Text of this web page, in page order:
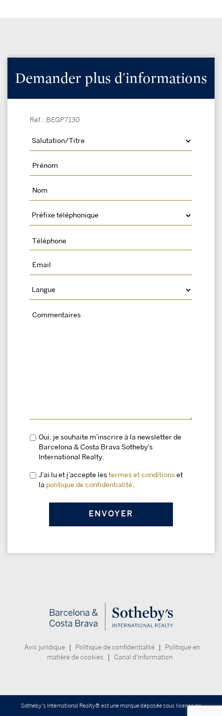
Demander plus d'informations
Réf.: BEGP7130
Oui, je souhaite m'inscrire à la newsletter de
Barcelona & Costa Brava Sotheby's
International Realty.
J'ai lu et j'accepte les termes et conditions et
la politique de confidentialité
Avis juridique Politique de confidentialité
Politique en
matière de cookies
Canal d'information
Sotheby's International Realty® est une marque déposée sous licence de